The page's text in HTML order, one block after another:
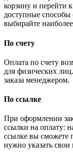
корзину и перейти
доступные способы
выбирайте
По счету
Оплата по счету
для физических
заказа менеджером.
По ссылке
При оформлении
ссылки на оплату:
ссылке вы сможете
нужно указать